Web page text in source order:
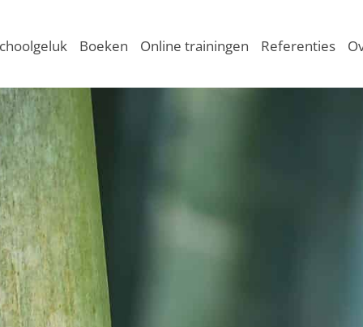
Boeken Online trainingen Referenties